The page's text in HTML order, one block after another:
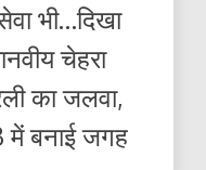
भी…दिखा
चेहरा
का जलवा,
बनाई जगह